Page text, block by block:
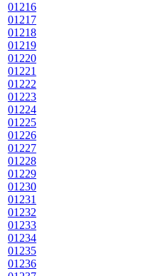
01216
01217
01218
01219
01220
01221
01222
01223
01224
01225
01226
01227
01228
01229
01230
01231
01232
01233
01234
01235
01236